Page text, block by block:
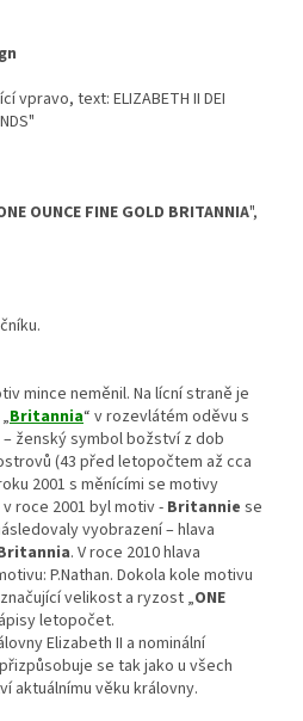
vpravo, text: ELIZABETH II DEI
OUNCE FINE GOLD BRITANNIA",
mince neměnil. Na lícní straně je
Britannia“ v rozevlátém oděvu s
– ženský symbol božství z dob
(43 před letopočtem až cca
2001 s měnícími se motivy
v roce 2001 byl motiv - Britannie se
vyobrazení – hlava
. V roce 2010 hlava
P.Nathan. Dokola kole motivu
velikost a ryzost „ONE
letopočet.
Elizabeth II a nominální
se tak jako u všech
aktuálnímu věku královny.